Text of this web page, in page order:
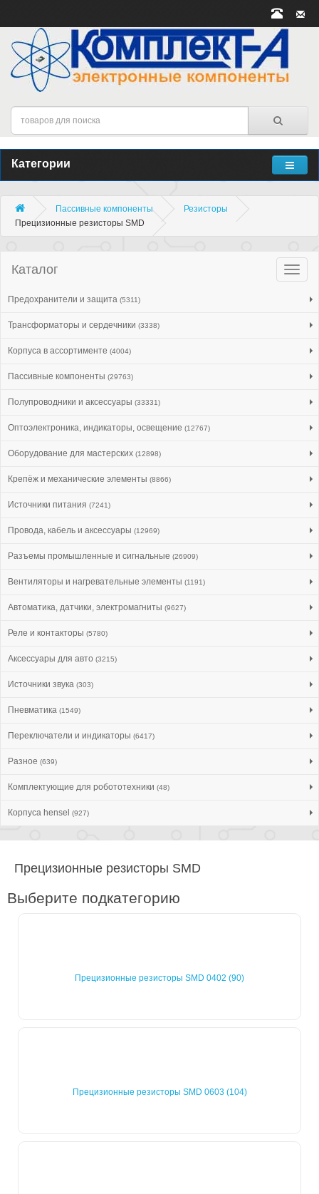
Категории
Пассивные компоненты
Резисторы
Прецизионные резисторы SMD
Каталог
Предохранители и защита (5311)
Трансформаторы и сердечники (3338)
Корпуса в ассортименте (4004)
Пассивные компоненты (29763)
Полупроводники и аксессуары (33331)
Оптоэлектроника, индикаторы, освещение (12767)
Оборудование для мастерских (12898)
Крепёж и механические элементы (8866)
Источники питания (7241)
Провода, кабель и аксессуары (12969)
Разъемы промышленные и сигнальные (26909)
Вентиляторы и нагревательные элементы (1191)
Автоматика, датчики, электромагниты (9627)
Реле и контакторы (5780)
Аксессуары для авто (3215)
Источники звука (303)
Пневматика (1549)
Переключатели и индикаторы (6417)
Разное (639)
Комплектующие для робототехники (48)
Корпуса hensel (927)
Прецизионные резисторы SMD
Выберите подкатегорию
Прецизионные резисторы SMD 0402 (90)
Прецизионные резисторы SMD 0603 (104)